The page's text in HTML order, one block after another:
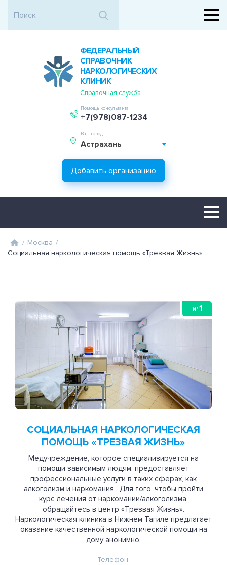
ФЕДЕРАЛЬНЫЙ
СПРАВОЧНИК
НАРКОЛОГИЧЕСКИХ
КЛИНИК
Справочная служба
Помощь консультанта
+7(978)087-1234
Ваш город:
Астрахань
Добавить организацию
/ Москва /
Социальная наркологическая помощь «Трезвая Жизнь»
№ 1
СОЦИАЛЬНАЯ НАРКОЛОГИЧЕСКАЯ
ПОМОЩЬ «ТРЕЗВАЯ ЖИЗНЬ»
Медучреждение, которое специализируется на
помощи зависимым людям, предоставляет
профессиональные услуги в таких сферах, как
алкоголизм и наркомания . Для того, чтобы пройти
курс лечения от наркомании/алкоголизма,
обращайтесь в центр «Трезвая Жизнь».
Наркологическая клиника в Нижнем Тагиле предлагает
оказание качественной наркологической помощи на
дому анонимно.
Телефон: